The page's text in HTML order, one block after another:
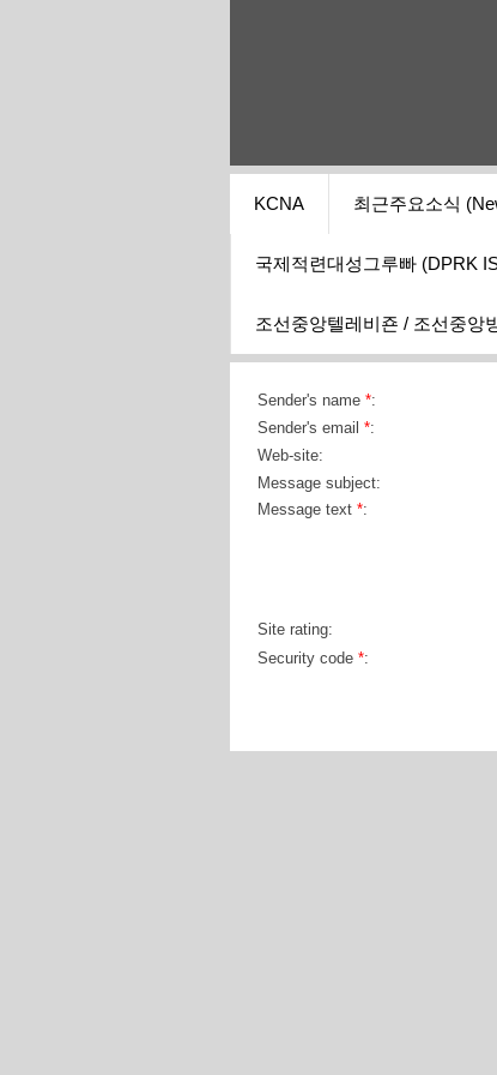
KCNA 최근주요소식
국제적련대성그루빠 (DPRK
조선중앙텔레비죤 / 조선중앙
Sender's name *:
Sender's email *:
Web-site:
Message subject:
Message text *:
Site rating:
Security code *: